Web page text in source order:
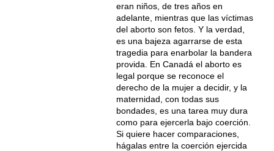
eran niños, de tres años en
adelante, mientras que las víctimas
del aborto son fetos. Y la verdad,
es una bajeza agarrarse de esta
tragedia para enarbolar la bandera
provida. En Canadá el aborto es
legal porque se reconoce el
derecho de la mujer a decidir, y la
maternidad, con todas sus
bondades, es una tarea muy dura
como para ejercerla bajo coerción.
Si quiere hacer comparaciones,
hágalas entre la coerción ejercida